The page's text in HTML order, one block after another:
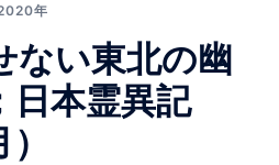
年
ない東北の幽
日本霊異記